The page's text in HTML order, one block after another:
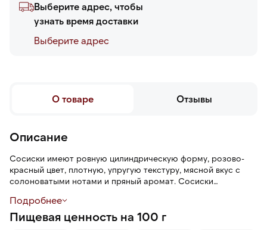
Выберите адрес, чтобы
узнать время доставки
Выберите адреc
О товаре Отзывы
Описание
Сосиски имеют ровную цилиндрическую форму, розово-
красный цвет, плотную, упругую текстуру, мясной вкус с
солоноватыми нотами и пряный аромат. Сосиски
Подробнее
Пищевая ценность на 100 г